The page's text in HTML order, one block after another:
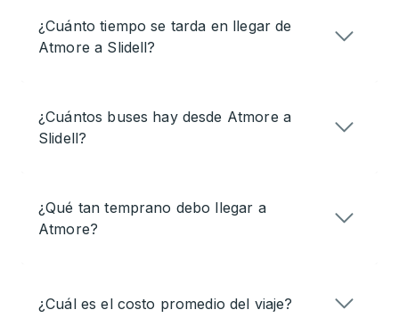
¿Cuánto tiempo se tarda en llegar de
Atmore a Slidell?
¿Cuántos buses hay desde Atmore a
Slidell?
¿Qué tan temprano debo llegar a
Atmore?
¿Cuál es el costo promedio del viaje?